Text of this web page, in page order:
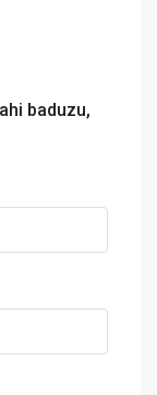
baduzu,